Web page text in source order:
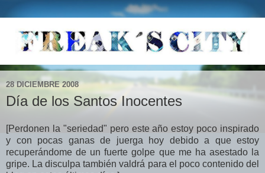
28 DICIEMBRE 2008
Día de los Santos Inocentes
[Perdonen la "seriedad" pero este año estoy poco inspirado
y con pocas ganas de juerga hoy debido a que estoy
recuperándome de un fuerte golpe que me ha asestado la
gripe. La disculpa también valdrá para el poco contenido del